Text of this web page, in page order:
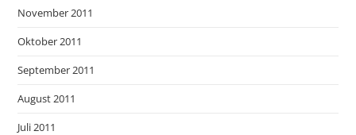
November 2011
Oktober 2011
September 2011
August 2011
Juli 2011